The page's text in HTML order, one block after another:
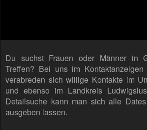
Du suchst Frauen oder Männer in
Treffen? Bei uns im
verabreden sich willige Kontakte im
und ebenso im Landkreis
Detailsuche kann man sich alle
ausgeben lassen.